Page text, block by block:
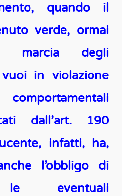
quando il
verde, ormai
marcia degli
in violazione
dall’art. 190
infatti, ha,
l’obbligo di
le eventuali